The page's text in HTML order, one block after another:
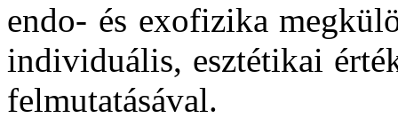
endo- és exofizika
individuális, esztétikai
felmutatásával.